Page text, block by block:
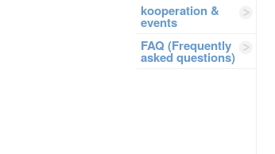
kooperation &
events
FAQ (Frequently
asked questions)